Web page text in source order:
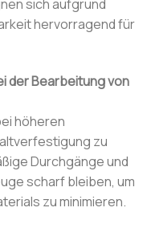
sich aufgrund
hervorragend für
der Bearbeitung von
höheren
zu
Durchgänge und
scharf bleiben, um
zu minimieren.